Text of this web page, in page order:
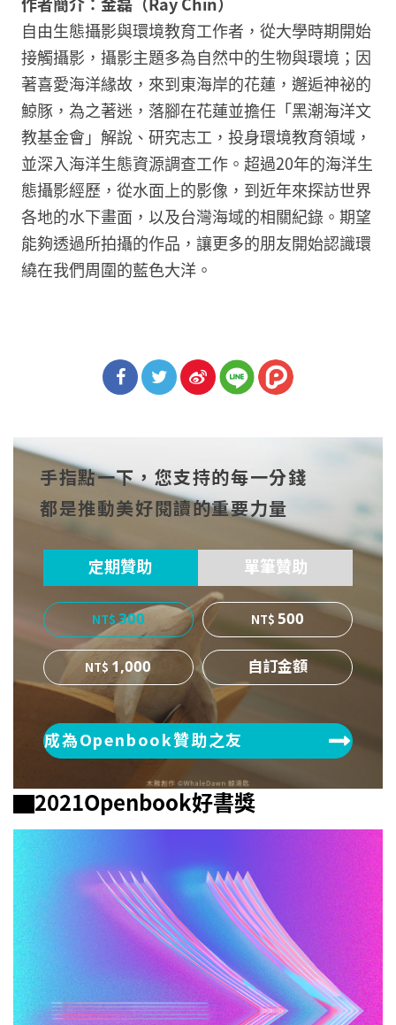
自由生態攝影與環境教育工作者，從大學時期開始
接觸攝影，攝影主題多為自然中的生物與環境；因
著喜愛海洋緣故，來到東海岸的花蓮，邂逅神祕的
鯨豚，為之著迷，落腳在花蓮並擔任「黑潮海洋文
教基金會」解說、研究志工，投身環境教育領域，
並深入海洋生態資源調查工作。超過20年的海洋生
態攝影經歷，從水面上的影像，到近年來探訪世界
各地的水下畫面，以及台灣海域的相關紀錄。期望
能夠透過所拍攝的作品，讓更多的朋友開始認識環
繞在我們周圍的藍色大洋。
cebo
ok
witt
er
博
手指點一下，您支持的每一分錢
都是推動美好閱讀的重要力量
定期贊助 單筆贊助
300
500
1,000
成為Openbook贊助之友
▇2021Openbook好書獎